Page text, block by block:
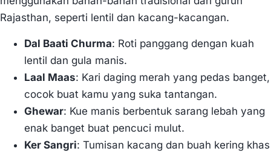
Rajasthan, seperti lentil dan kacang-kacangan.
Dal Baati Churma: Roti panggang dengan kuah
lentil dan gula manis.
Laal Maas: Kari daging merah yang pedas banget,
cocok buat kamu yang suka tantangan.
Ghewar: Kue manis berbentuk sarang lebah yang
enak banget buat pencuci mulut.
Ker Sangri: Tumisan kacang dan buah kering khas